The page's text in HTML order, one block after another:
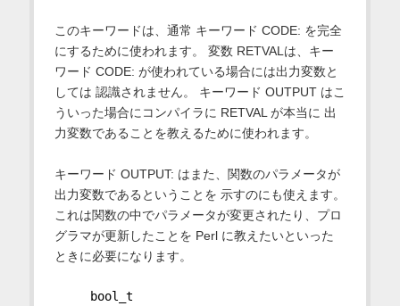
このキーワードは、通常 キーワード CODE: を完全
にするために使われます。 変数 RETVALは、キー
ワード CODE: が使われている場合には出力変数と
しては 認識されません。 キーワード OUTPUT はこ
ういった場合にコンパイラに RETVAL が本当に 出
力変数であることを教えるために使われます。
キーワード OUTPUT: はまた、関数のパラメータが
出力変数であるということを 示すのにも使えます。
これは関数の中でパラメータが変更されたり、プロ
グラマが更新したことを Perl に教えたいといった
ときに必要になります。
bool_t